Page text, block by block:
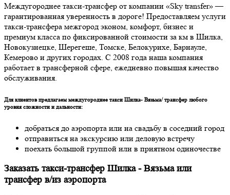
Междугороднее такси-трансфер от компании «Sky transfer» —
гарантированная уверенность в дороге! Предоставляем услуги
такси-трансфера межгород эконом, комфорт, бизнес и
премиум класса по фиксированной стоимости за км в Шилка,
Новокузнецке, Шерегеше, Томске, Белокурихе, Барнауле,
Кемерово и других городах. С 2008 года наша компания
работает в трансферной сфере, ежедневно повышая качество
обслуживания.
Для клиентов предлагаем междугороднее такси Шилка- Вязьма/ трансфер любого
уровня сложности и дальности:
добраться до аэропорта или на свадьбу в соседний город
отправиться на экскурсию или деловую встречу
поехать большой группой или в приятном одиночестве
Заказать такси-трансфер Шилка - Вязьма или
трансфер в/из аэропорта